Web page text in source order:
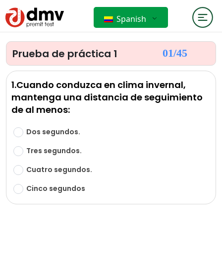
Spanish
Prueba de práctica 1 01/45
1.Cuando conduzca en clima invernal,
mantenga una distancia de seguimiento
de al menos:
Dos segundos.
Tres segundos.
Cuatro segundos.
Cinco segundos